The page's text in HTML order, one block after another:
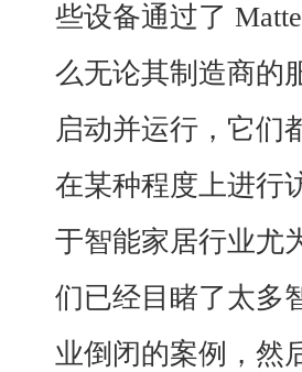
些设备通过了
么无论其制造商的
启动并运行，它们
在某种程度上进行
于智能家居行业尤
们已经目睹了太多
业倒闭的案例，然